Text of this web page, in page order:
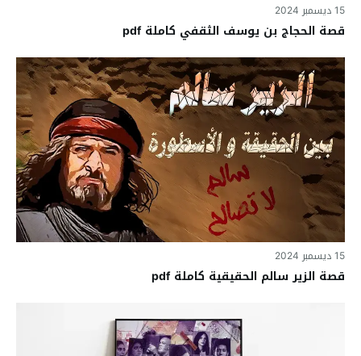
15 ديسمبر 2024
قصة الحجاج بن يوسف الثقفي كاملة pdf
15 ديسمبر 2024
قصة الزير سالم الحقيقية كاملة pdf